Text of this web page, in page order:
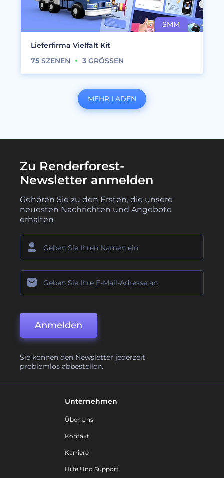
Lieferfirma Vielfalt Kit
75 SZENEN 3 GRÖSSEN
MEHR LADEN
Zu Renderforest-
Newsletter anmelden
Gehören Sie zu den Ersten, die unsere
neuesten Nachrichten und Angebote
erhalten
Anmelden
Sie können den Newsletter jederzeit
problemlos abbestellen.
Unternehmen
Über Uns
Kontakt
Karriere
Hilfe Und Support